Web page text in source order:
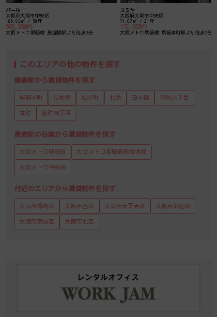
パール
大阪府大阪市中央区
196.03㎡ / 59坪
563,350円
大阪メトロ堺筋線 長堀橋駅より徒歩3分
スミヤ
大阪府大阪市中央区
71.07㎡ / 21坪
172,000円
大阪メトロ堺筋線 堺筋本町駅より徒歩2分
このエリアの他の物件を探す
最寄駅から賃貸物件を探す
堺筋本町 長堀橋 松屋町 北浜 日本橋 谷町六丁目
本町 谷町四丁目
最寄駅の沿線から賃貸物件を探す
大阪メトロ堺筋線 大阪メトロ長堀鶴見緑地線
大阪メトロ中央線
付近のエリアから賃貸物件を探す
大阪市都島区 大阪市西区 大阪市天王寺区 大阪市浪速区
大阪市東成区 大阪市北区